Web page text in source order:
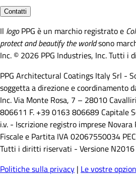
Contatti
Il logoPPG è un marchio registrato e
protect and beautify the worldsono
Inc. © 2026 PPG Industries, Inc. Tutti i
PPG Architectural Coatings Italy Srl -
soggetta a direzione e coordinamento
Inc. Via Monte Rosa, 7 – 28010
806611 F. +39 0163 806689 Capitale
i.v. - Iscrizione registro imprese
Fiscale e Partita IVA 02067550034
Tutti i diritti riservati - Versione N2016
Politiche sulla privacy | Le vostre